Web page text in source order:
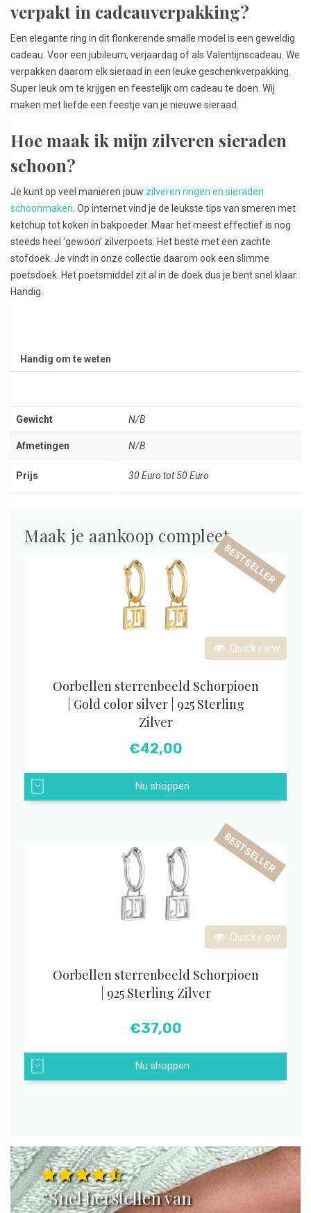
verpakt in cadeauverpakking?
Een elegante ring in dit flonkerende smalle model is een geweldig
cadeau. Voor een jubileum, verjaardag of als Valentijnscadeau. We
verpakken daarom elk sieraad in een leuke geschenkverpakking.
Super leuk om te krijgen en feestelijk om cadeau te doen. Wij
maken met liefde een feestje van je nieuwe sieraad.
Hoe maak ik mijn zilveren sieraden
schoon?
Je kunt op veel manieren jouw zilveren ringen en sieraden
schoonmaken . Op internet vind je de leukste tips van smeren met
ketchup tot koken in bakpoeder. Maar het meest effectief is nog
steeds heel ‘gewoon’ zilverpoets. Het beste met een zachte
stofdoek. Je vindt in onze collectie daarom ook een slimme
poetsdoek. Het poetsmiddel zit al in de doek dus je bent snel klaar.
Handig.
Handig om te weten
Gewicht N/B
Afmetingen N/B
Prijs 30 Euro tot 50 Euro
Maak je aankoop compleet
Quickview
BESTSELLER
Oorbellen sterrenbeeld Schorpioen
| Gold color silver | 925 Sterling
Zilver
€42,00
Nu shoppen
Quickview
BESTSELLER
Oorbellen sterrenbeeld Schorpioen
| 925 Sterling Zilver
€37,00
Nu shoppen
“Snel herstellen van